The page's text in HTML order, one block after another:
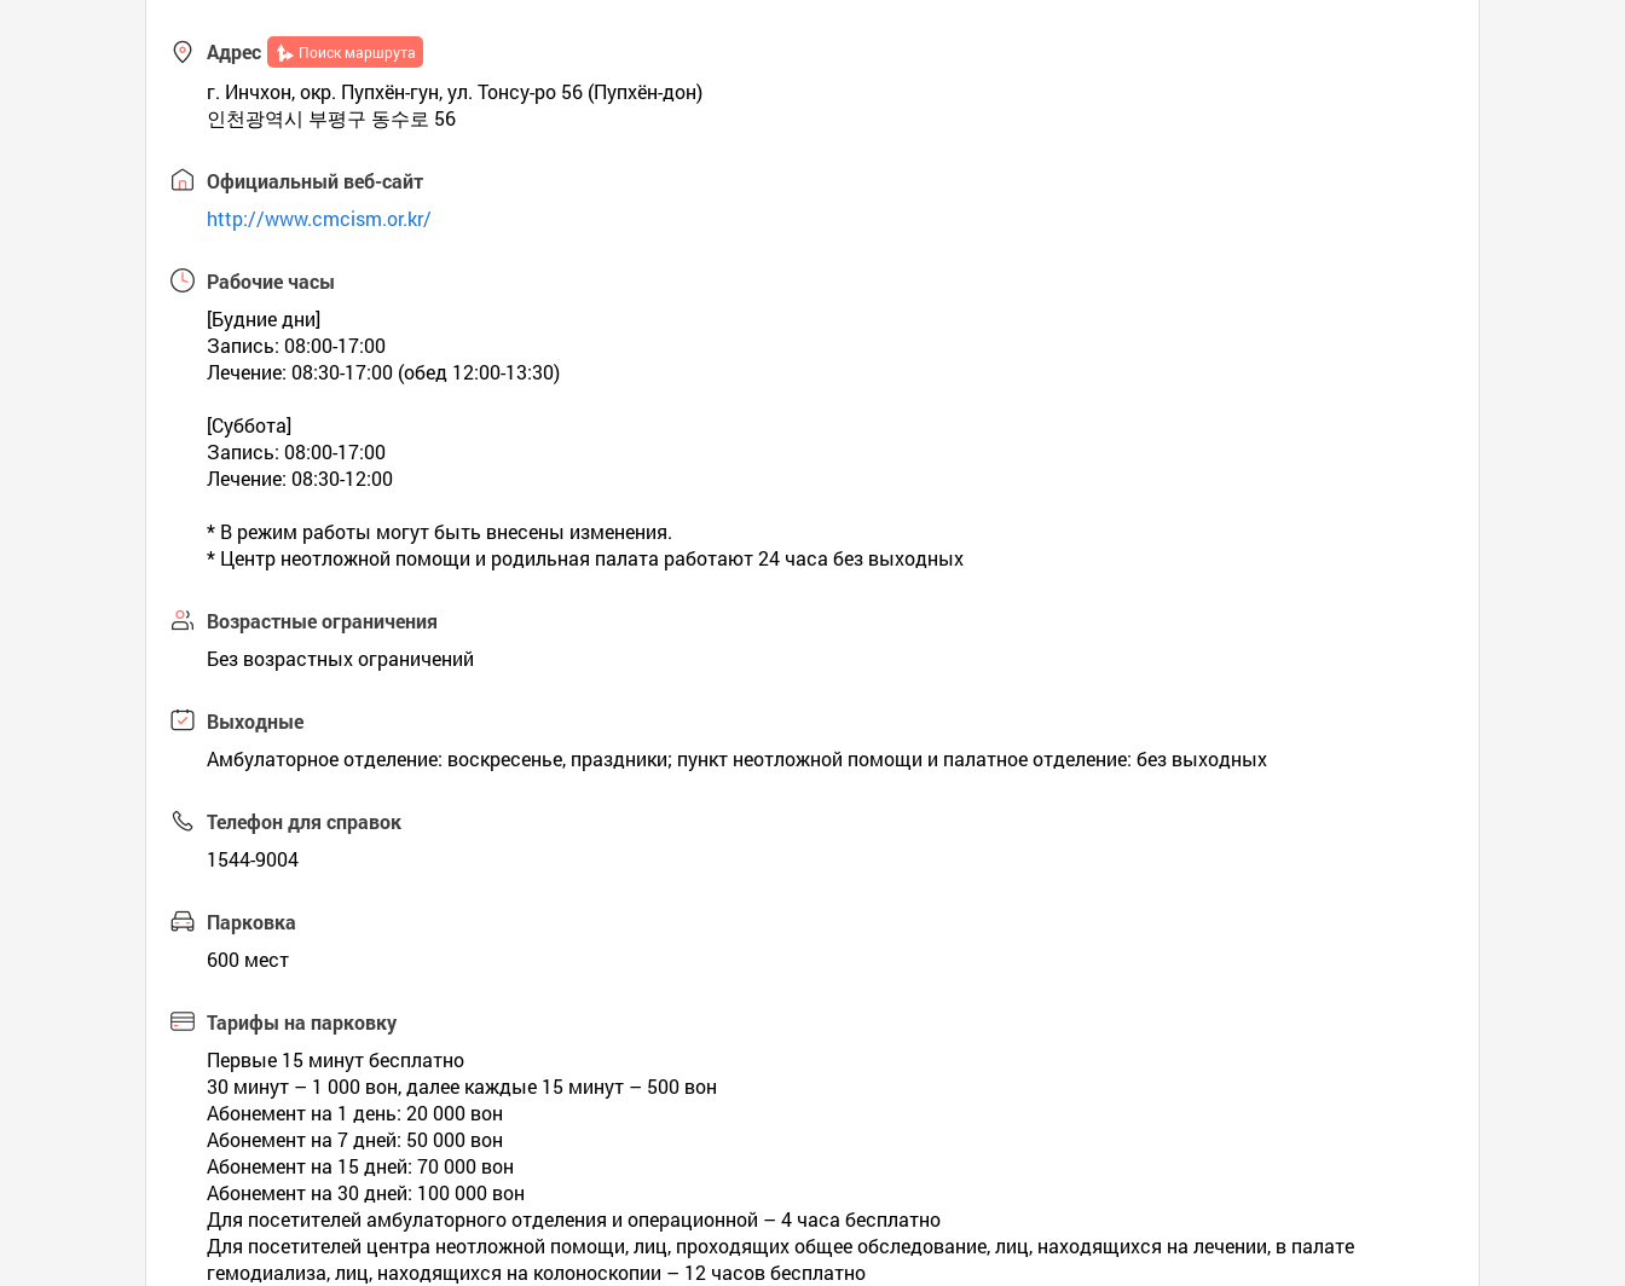
Адрес Поиск маршрута
г. Инчхон, окр. Пупхён-гун, ул. Тонсу-ро 56 (Пупхён-дон)
인천광역시 부평구 동수로 56
Официальный веб-сайт
http://www.cmcism.or.kr/
Рабочие часы
[Будние дни]
Запись: 08:00-17:00
Лечение: 08:30-17:00 (обед 12:00-13:30)
[Суббота]
Запись: 08:00-17:00
Лечение: 08:30-12:00
* В режим работы могут быть внесены изменения.
* Центр неотложной помощи и родильная палата работают 24 часа без выходных
Возрастные ограничения
Без возрастных ограничений
Выходные
Амбулаторное отделение: воскресенье, праздники; пункт неотложной помощи и палатное отделение: без выходных
Телефон для справок
1544-9004
Парковка
600 мест
Тарифы на парковку
Первые 15 минут бесплатно
30 минут – 1 000 вон, далее каждые 15 минут – 500 вон
Абонемент на 1 день: 20 000 вон
Абонемент на 7 дней: 50 000 вон
Абонемент на 15 дней: 70 000 вон
Абонемент на 30 дней: 100 000 вон
Для посетителей амбулаторного отделения и операционной – 4 часа бесплатно
Для посетителей центра неотложной помощи, лиц, проходящих общее обследование, лиц, находящихся на лечении, в палате
гемодиализа, лиц, находящихся на колоноскопии – 12 часов бесплатно